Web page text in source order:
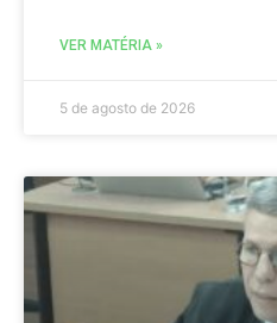
VER MATÉRIA »
5 de agosto de 2026